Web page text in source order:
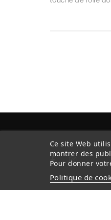
Ce site Web
montrer des
Pour donner
Politique de